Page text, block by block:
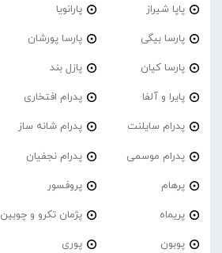
پاپا شیراز پارانویا
پارسا بیگی پارسا پورشان
پارسا کیان پازل بند
پایرا و آلفا پدرام افتخاری
پدرام‌ سایلنت پدرام شانه ساز
پدرام موسمی پدرام نجفیان
پرهام پروفسور
پریماه پژمان تکرو و چوبین
پوبون پوری